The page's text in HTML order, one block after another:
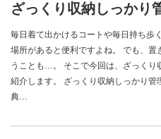
ざっくり収納しっかり
毎日着て出かけるコートや毎日持ち歩
場所があると便利ですよね。 でも、置
うことも…。 そこで今回は、ざっくり
紹介します。 ざっくり収納しっかり管
典…